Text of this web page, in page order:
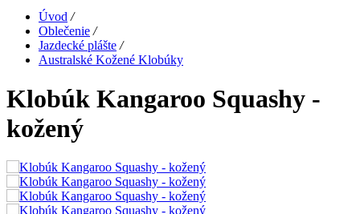
Úvod /
Oblečenie /
Jazdecké plášte /
Australské Kožené Klobúky
Klobúk Kangaroo Squashy -
kožený